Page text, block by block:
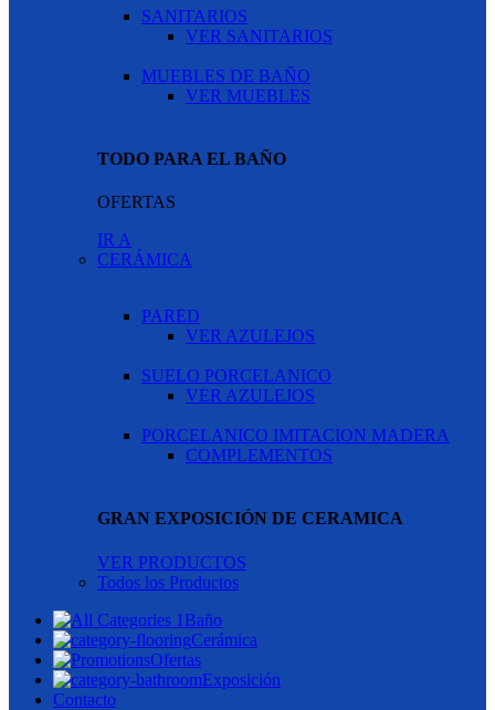
SANITARIOS
VER SANITARIOS
MUEBLES DE BAÑO
VER MUEBLES
TODO PARA EL BAÑO
OFERTAS
IR A
CERÁMICA
PARED
VER AZULEJOS
SUELO PORCELANICO
VER AZULEJOS
PORCELANICO IMITACION MADERA
COMPLEMENTOS
GRAN EXPOSICIÓN DE CERAMICA
VER PRODUCTOS
Todos los Productos
Baño
Cerámica
Ofertas
Exposición
Contacto